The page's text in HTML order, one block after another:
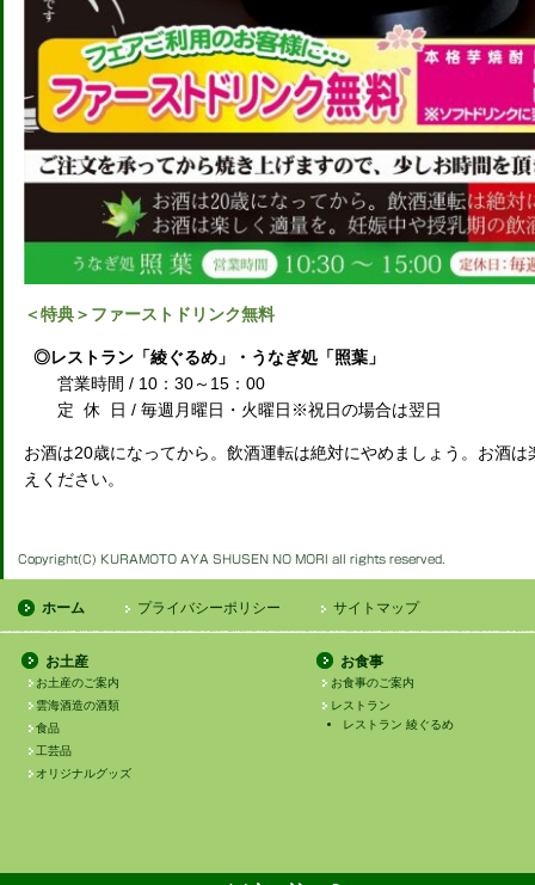
＜特典＞ファーストドリンク無料
◎レストラン「綾ぐるめ」・うなぎ処「照葉」
営業時間 / 10：30～15：00
定 休 日 / 毎週月曜日・火曜日※祝日の場合は翌日
お酒は20歳になってから。飲酒運転は絶対にやめましょう。お酒
えください。
ホーム プライバシーポリシー サイトマップ
お土産
お土産のご案内
雲海酒造の酒類
食品
工芸品
オリジナルグッズ
お食事
お食事のご案内
レストラン
レストラン 綾ぐるめ